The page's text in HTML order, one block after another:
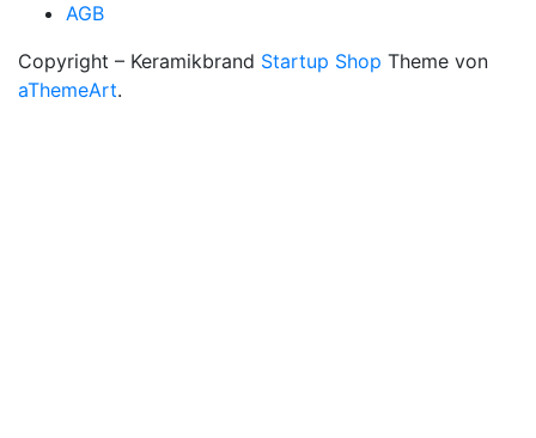
AGB
Copyright – Keramikbrand Startup Shop Theme von
aThemeArt.